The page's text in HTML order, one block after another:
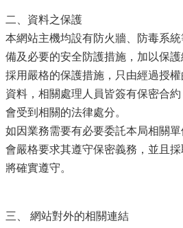
視
訊
客
房
屋
稅
2.0
更
服
二、資料之保護
本網站主機均設有防火牆、防毒系
備及必要的安全防護措施，加以保護
採用嚴格的保護措施，只由經過授
資料，相關處理人員皆簽有保密合
會受到相關的法律處分。
如因業務需要有必要委託本局相關
會嚴格要求其遵守保密義務，並且
將確實遵守。
三、 網站對外的相關連結